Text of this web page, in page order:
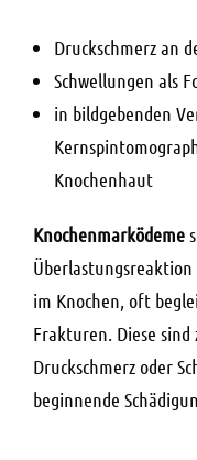
Druckschmerz an
Schwellungen als
in bildgebenden
Knochenhaut
Knochenmarködeme
im Knochen, oft
Frakturen. Diese sind
Druckschmerz oder
beginnende